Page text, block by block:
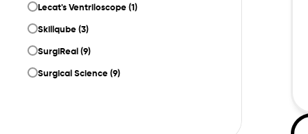
Lecat's Ventriloscope (1)
Skillqube (3)
SurgiReal (9)
Surgical Science (9)